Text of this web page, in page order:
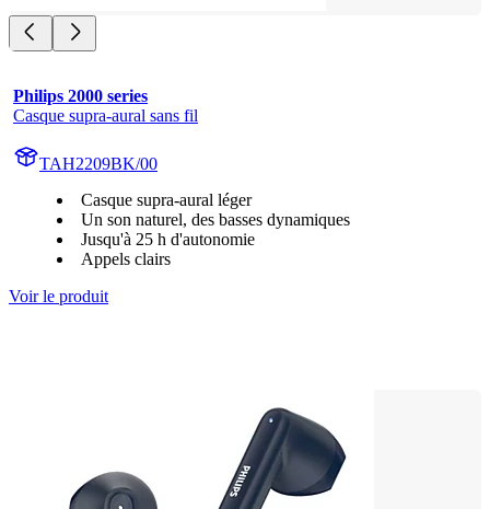
Philips 2000 series
Casque supra-aural sans fil
TAH2209BK/00
Casque supra-aural léger
Un son naturel, des basses dynamiques
Jusqu'à 25 h d'autonomie
Appels clairs
Voir le produit